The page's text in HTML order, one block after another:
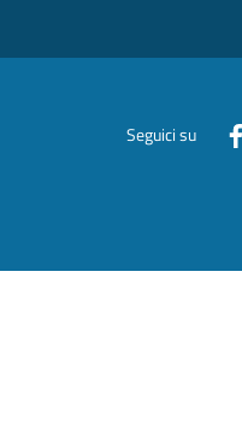
Seguici su